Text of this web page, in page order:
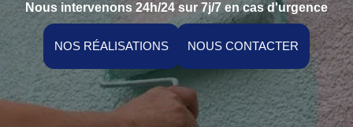
Nous intervenons 24h/24 sur 7j/7 en cas d'urgence
NOS RÉALISATIONS NOUS CONTACTER